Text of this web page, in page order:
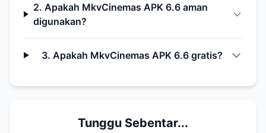
2. Apakah MkvCinemas APK 6.6 aman
digunakan?
3. Apakah MkvCinemas APK 6.6 gratis?
Tunggu Sebentar...